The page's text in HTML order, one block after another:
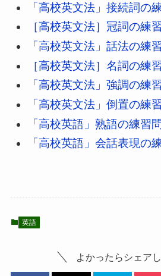
「高校英文法」接続詞の
［高校英文法］冠詞の練
「高校英文法」話法の練
［高校英文法］名詞の練
「高校英文法」強調の練
「高校英文法」倒置の練
「高校英語」熟語の練習
「高校英語」会話表現の
英語
よかったらシェアし